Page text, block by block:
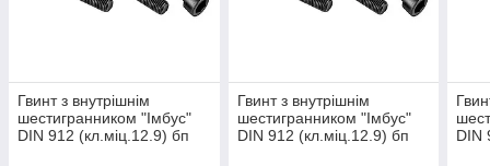
Гвинт з внутрішнім
шестигранником "Імбус"
DIN 912 (кл.міц.12.9) бп
Гвинт з внутрішнім
шестигранником "Імбус"
DIN 912 (кл.міц.12.9) бп
DIN